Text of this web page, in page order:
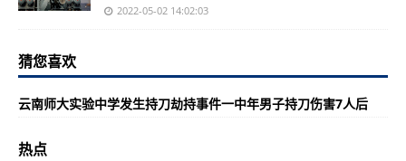
2022-05-02 14:02:03
猜您喜欢
云南师大实验中学发生持刀劫持事件一中年男子持刀伤害7人后
热点